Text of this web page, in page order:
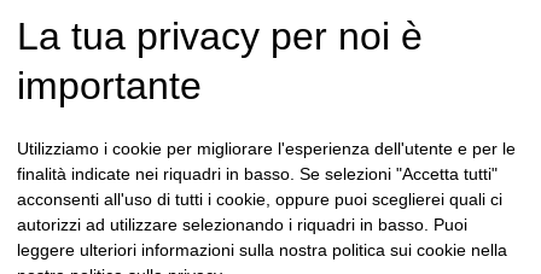
La tua privacy per noi è
importante
Utilizziamo i cookie per migliorare l'esperienza dell'utente e per le
finalità indicate nei riquadri in basso. Se selezioni "Accetta tutti"
acconsenti all'uso di tutti i cookie, oppure puoi sceglierei quali ci
autorizzi ad utilizzare selezionando i riquadri in basso. Puoi
leggere ulteriori informazioni sulla nostra politica sui cookie nella